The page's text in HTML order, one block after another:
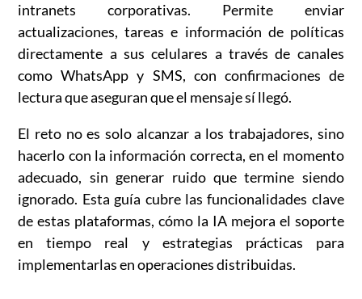
intranets corporativas. Permite enviar
actualizaciones, tareas e información de políticas
directamente a sus celulares a través de canales
como WhatsApp y SMS, con confirmaciones de
lectura que aseguran que el mensaje sí llegó.
El reto no es solo alcanzar a los trabajadores, sino
hacerlo con la información correcta, en el momento
adecuado, sin generar ruido que termine siendo
ignorado. Esta guía cubre las funcionalidades clave
de estas plataformas, cómo la IA mejora el soporte
en tiempo real y estrategias prácticas para
implementarlas en operaciones distribuidas.